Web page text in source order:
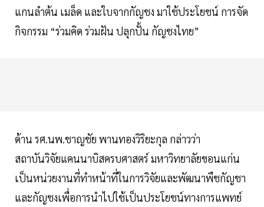
แกนลำต้น เมล็ด และใบจากกัญชง มาใช้ประโยชน์ การจัด
กิจกรรม “ร่วมคิด ร่วมฝัน ปลุกปั้น กัญชงไทย”
ด้าน รศ.นพ.ชาญชัย พานทองวิริยะกุล กล่าวว่า
สถาบันวิจัยแคนนาบิสครบศาสตร์ มหาวิทยาลัยขอนแก่น
เป็นหน่วยงานที่ทำหน้าที่ในการวิจัยและพัฒนาพืชกัญชา
และกัญชงเพื่อการนำไปใช้เป็นประโยชน์ทางการแพทย์